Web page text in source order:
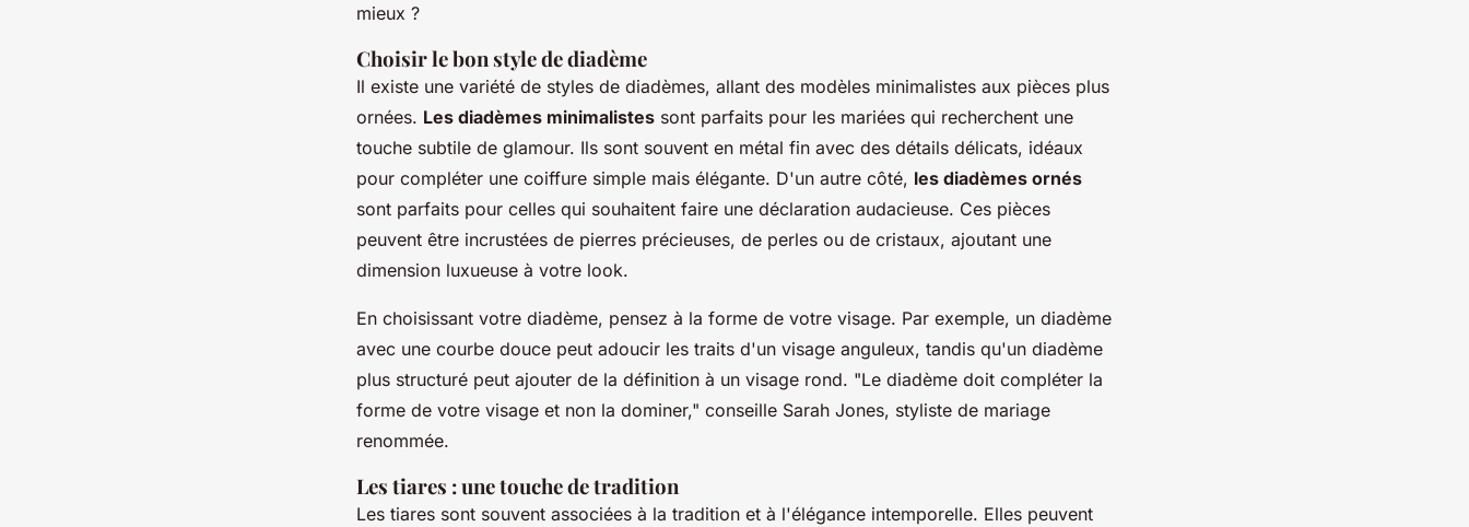
mieux ?
Choisir le bon style de diadème
Il existe une variété de styles de diadèmes, allant des modèles minimalistes aux pièces plus
ornées. Les diadèmes minimalistes sont parfaits pour les mariées qui recherchent une
touche subtile de glamour. Ils sont souvent en métal fin avec des détails délicats, idéaux
pour compléter une coiffure simple mais élégante. D'un autre côté, les diadèmes ornés
sont parfaits pour celles qui souhaitent faire une déclaration audacieuse. Ces pièces
peuvent être incrustées de pierres précieuses, de perles ou de cristaux, ajoutant une
dimension luxueuse à votre look.
En choisissant votre diadème, pensez à la forme de votre visage. Par exemple, un diadème
avec une courbe douce peut adoucir les traits d'un visage anguleux, tandis qu'un diadème
plus structuré peut ajouter de la définition à un visage rond. "Le diadème doit compléter la
forme de votre visage et non la dominer," conseille Sarah Jones, styliste de mariage
renommée.
Les tiares : une touche de tradition
Les tiares sont souvent associées à la tradition et à l'élégance intemporelle. Elles peuvent